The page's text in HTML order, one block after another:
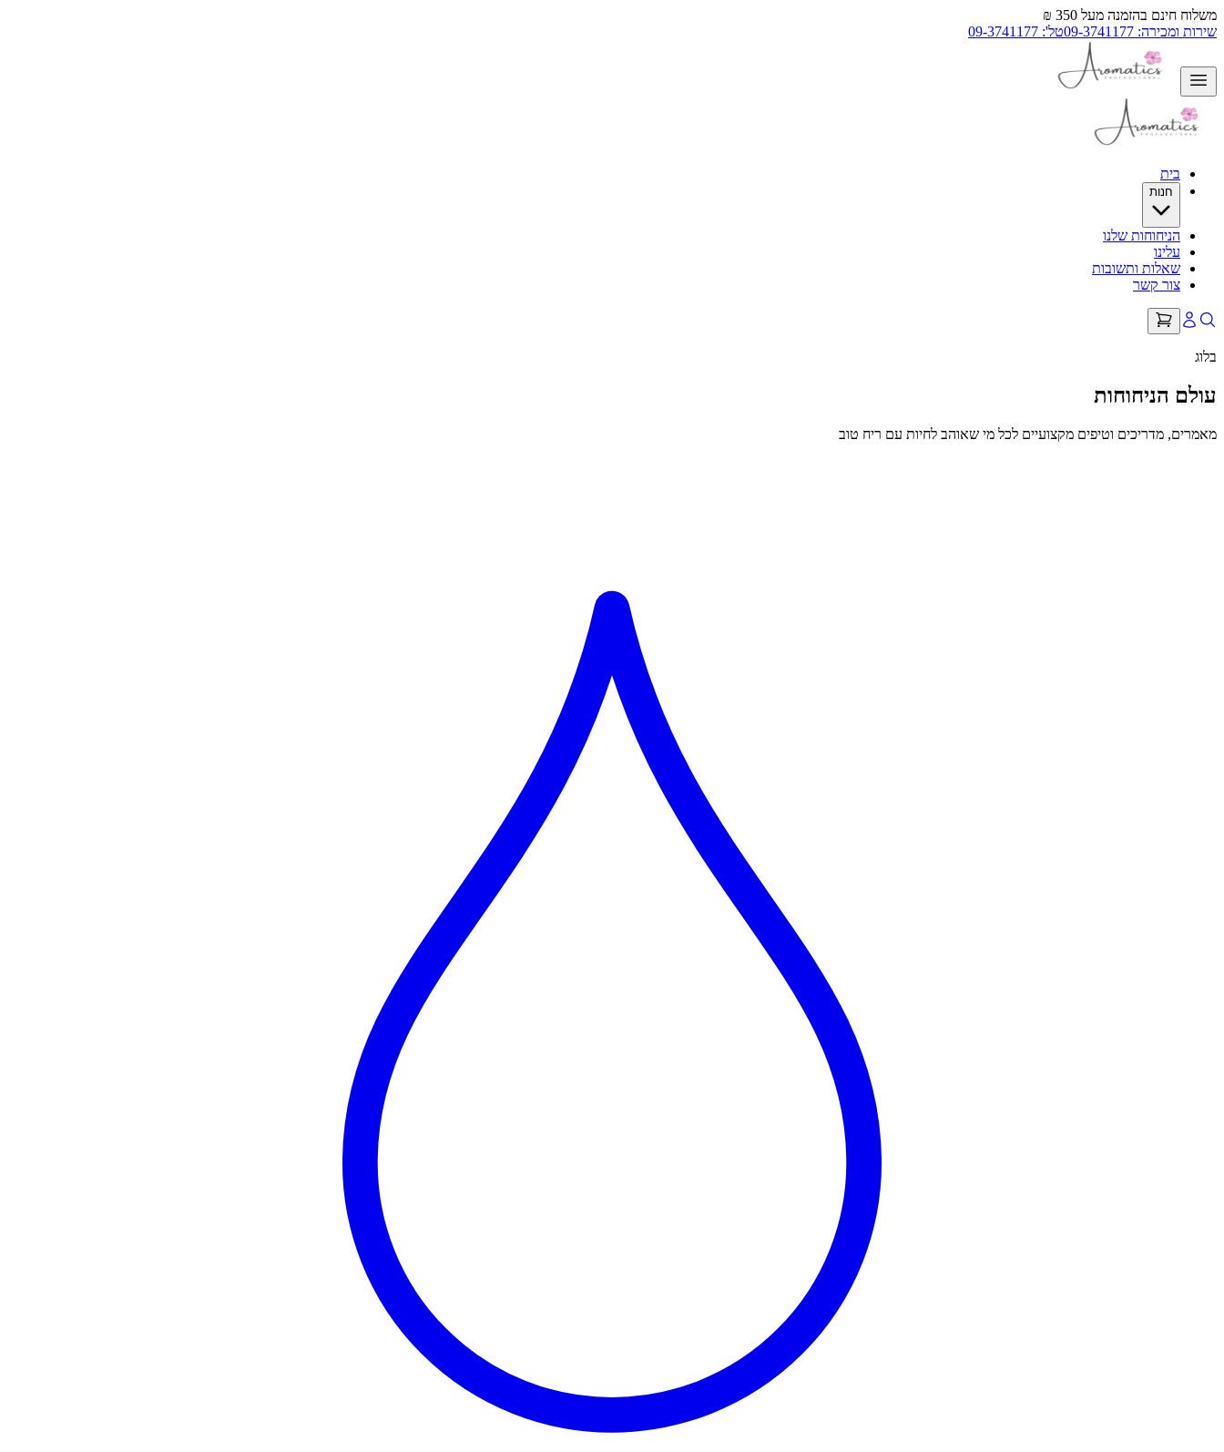
משלוח חינם בהזמנה מעל 350 ₪
שירות ומכירה: 09-3741177
טל': 09-3741177
בית
חנות
הניחוחות שלנו
עלינו
שאלות ותשובות
צור קשר
בלוג
עולם הניחוחות
מאמרים, מדריכים וטיפים מקצועיים לכל מי שאוהב לחיות עם ריח טוב